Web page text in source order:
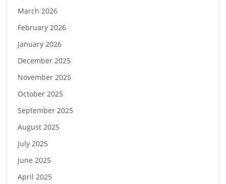
March 2026
February 2026
January 2026
December 2025
November 2025
October 2025
September 2025
August 2025
July 2025
June 2025
April 2025